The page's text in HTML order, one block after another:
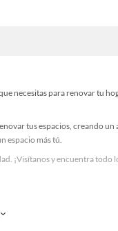
necesitas para renovar tu
tus espacios, creando
espacio más tú.
¡Visítanos y encuentra todo
y descubre todo lo